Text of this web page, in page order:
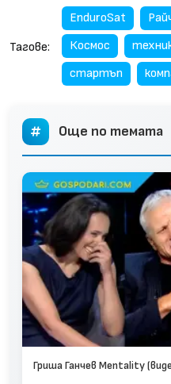
Тагове:
EnduroSat
Космос
стартъп
Още по темата
Гриша Ганчев Mentality